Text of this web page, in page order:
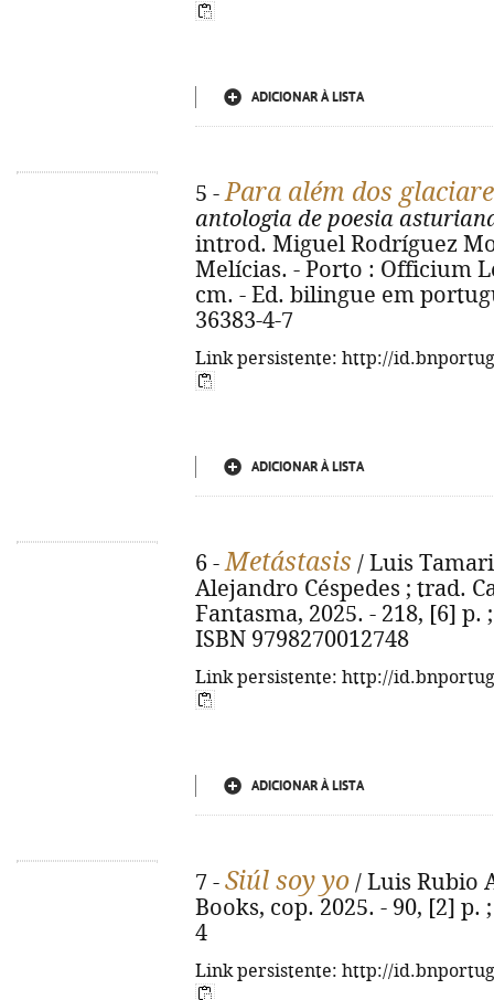
ADICIONAR À LISTA
5 -Para além dos
antologia de poesia
introd. Miguel Rodríguez
Melícias. - Porto : Officium
cm. - Ed. bilingue em
36383-4-7
Link persistente: http://
ADICIONAR À LISTA
6 -Metástasis / Luis
Alejandro Céspedes ; trad.
Fantasma, 2025. - 218, [6]
ISBN 9798270012748
Link persistente: http://
ADICIONAR À LISTA
7 - Siúl soy yo / Luis Rubio
Books, cop. 2025. - 90, [2] p.
4
Link persistente: http://